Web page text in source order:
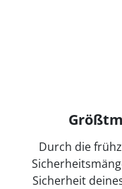
Durch die
Sicherheit